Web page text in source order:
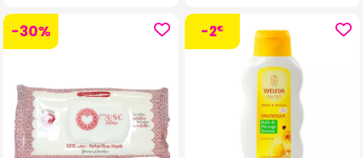
-30% -2€